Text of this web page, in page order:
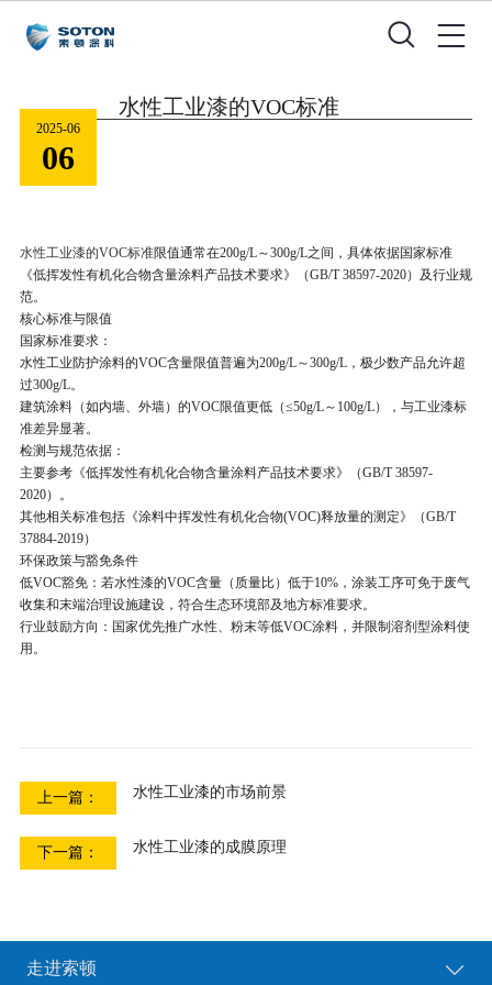
2025-06
06
水性工业漆的VOC标准
水性工业漆的VOC标准限值通常在200g/L～300g/L之间 ，具体依据国家标准
《低挥发性有机化合物含量涂料产品技术要求》（GB/T 38597-2020）及行业规
范。
核心标准与限值
国家标准要求：
水性工业防护涂料的VOC含量限值普遍为200g/L～300g/L，极少数产品允许超
过300g/L。
建筑涂料（如内墙、外墙）的VOC限值更低（≤50g/L～ 100g/L），与工业漆标
准差异显著。
检测与规范依据：
主要参考《低挥发性有机化合物含量涂料产品技术要求》（GB/T 38597-
2020）。
其他相关标准包括《涂料中挥发性有机化合物(VOC)释放量的测定》（GB/T
37884-2019）
环保政策与豁免条件
低VOC豁免：若水性漆的VOC含量（质量比）低于10%，涂装工序可免于废气
收集和末端治理设施建设，符合生态环境部及地方标准要求。
行业鼓励方向 ：国家优先推广水性、粉末等低VOC涂料，并限制溶剂型涂料使
用。
上一篇： 水性工业漆的市场前景
下一篇： 水性工业漆的成膜原理
走进索顿